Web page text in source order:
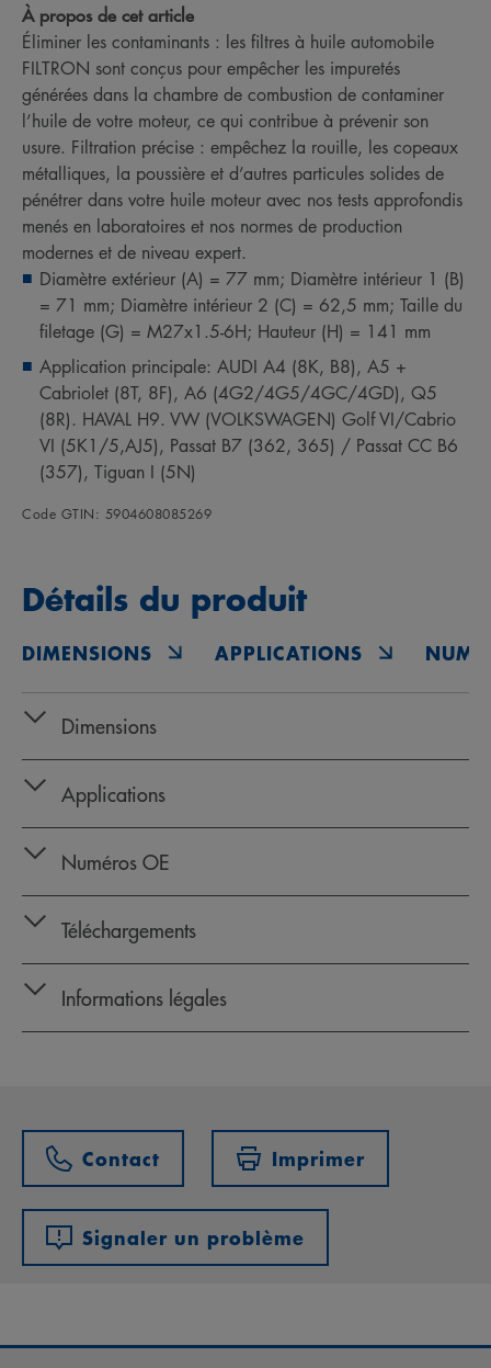
À propos de cet article
Éliminer les contaminants : les filtres à huile automobile
FILTRON sont conçus pour empêcher les impuretés
générées dans la chambre de combustion de contaminer
l’huile de votre moteur, ce qui contribue à prévenir son
usure. Filtration précise : empêchez la rouille, les copeaux
métalliques, la poussière et d’autres particules solides de
pénétrer dans votre huile moteur avec nos tests approfondis
menés en laboratoires et nos normes de production
modernes et de niveau expert.
Diamètre extérieur (A) = 77 mm; Diamètre intérieur 1 (B)
= 71 mm; Diamètre intérieur 2 (C) = 62,5 mm; Taille du
filetage (G) = M27x1.5-6H; Hauteur (H) = 141 mm
Application principale: AUDI A4 (8K, B8), A5 +
Cabriolet (8T, 8F), A6 (4G2/4G5/4GC/4GD), Q5
(8R). HAVAL H9. VW (VOLKSWAGEN) Golf VI/Cabrio
VI (5K1/5,AJ5), Passat B7 (362, 365) / Passat CC B6
(357), Tiguan I (5N)
Code GTIN: 5904608085269
Détails du produit
DIMENSIONS APPLICATIONS
Dimensions
Applications
Numéros OE
Téléchargements
Informations légales
Contact Imprimer
Signaler un problème